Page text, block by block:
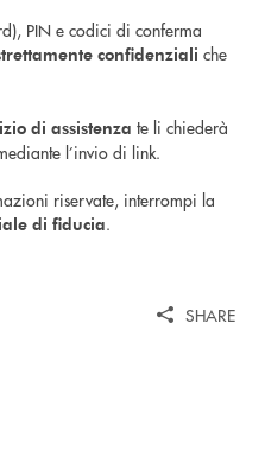
PIN e codici di conferma
confidenziali che
di assistenza te li chiederà
l’invio di link.
riservate, interrompi la
di fiducia.
SHARE